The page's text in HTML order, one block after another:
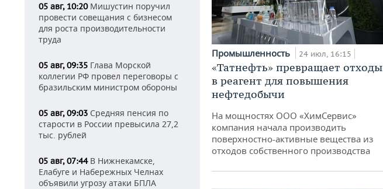
05 авг, 10:20Мишустин поручил
провести совещания с бизнесом
для роста производительности
труда
05 авг, 09:35 Глава Морской
коллегии РФ провел переговоры с
бразильским министром обороны
05 авг, 09:03 Средняя пенсия по
старости в России превысила 27,2
тыс. рублей
05 авг, 07:44В Нижнекамске,
Елабуге и Набережных Челнах
объявили угрозу атаки БПЛА
Промышленность 24 июл, 16:15
«Татнефть» превращает отходы
в реагент для повышения
нефтедобычи
На мощностях ООО «ХимСервис»
компания начала производить
поверхностно-активные вещества из
отходов собственного производства